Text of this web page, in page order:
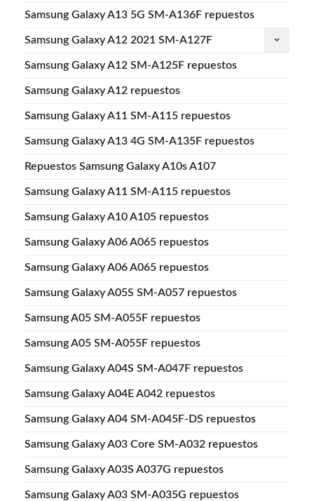
Samsung Galaxy A13 5G SM-A136F repuestos
Samsung Galaxy A12 2021 SM-A127F keyboard_arrow_down
Samsung Galaxy A12 SM-A125F repuestos
Samsung Galaxy A12 repuestos
Samsung Galaxy A11 SM-A115 repuestos
Samsung Galaxy A13 4G SM-A135F repuestos
Repuestos Samsung Galaxy A10s A107
Samsung Galaxy A11 SM-A115 repuestos
Samsung Galaxy A10 A105 repuestos
Samsung Galaxy A06 A065 repuestos
Samsung Galaxy A06 A065 repuestos
Samsung Galaxy A05S SM-A057 repuestos
Samsung A05 SM-A055F repuestos
Samsung A05 SM-A055F repuestos
Samsung Galaxy A04S SM-A047F repuestos
Samsung Galaxy A04E A042 repuestos
Samsung Galaxy A04 SM-A045F-DS repuestos
Samsung Galaxy A03 Core SM-A032 repuestos
Samsung Galaxy A03S A037G repuestos
Samsung Galaxy A03 SM-A035G repuestos